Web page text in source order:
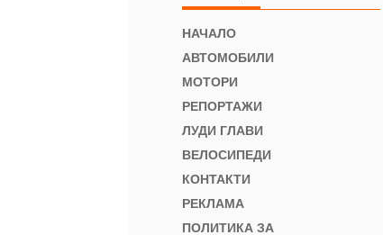
НАЧАЛО
АВТОМОБИЛИ
МОТОРИ
РЕПОРТАЖИ
ЛУДИ ГЛАВИ
ВЕЛОСИПЕДИ
КОНТАКТИ
РЕКЛАМА
ПОЛИТИКА ЗА